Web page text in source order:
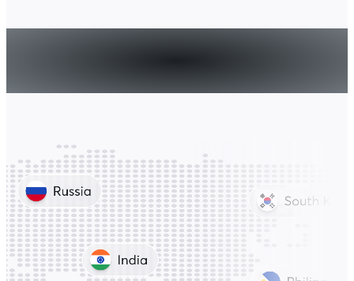
Wereldwijde uitgaven
gemakkelijk gemaakt